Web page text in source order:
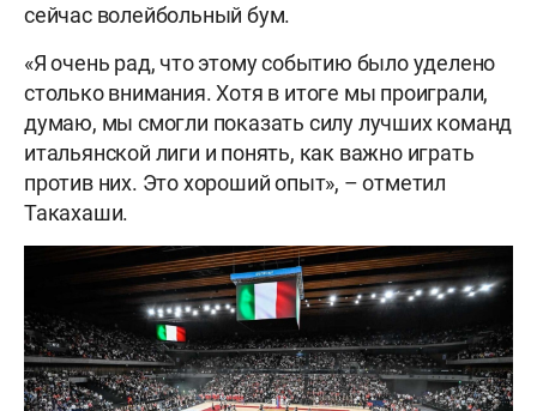
сейчас волейбольный бум.
«Я очень рад, что этому событию было уделено
столько внимания. Хотя в итоге мы проиграли,
думаю, мы смогли показать силу лучших команд
итальянской лиги и понять, как важно играть
против них. Это хороший опыт», – отметил
Такахаши.